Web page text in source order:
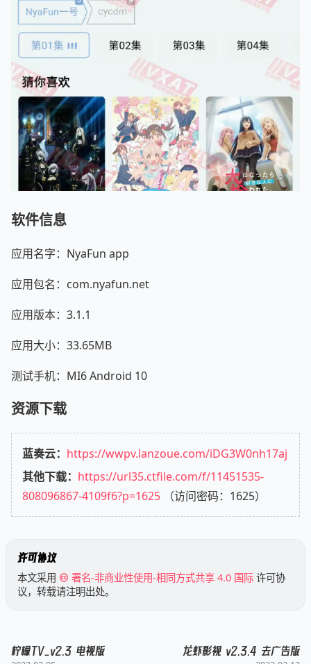
软件信息
应用名字：NyaFun app
应用包名：com.nyafun.net
应用版本：3.1.1
应用大小：33.65MB
测试手机：MI6 Android 10
资源下载
蓝奏云： https://wwpv.lanzoue.com/iDG3W0nh17aj
其他下载： https://url35.ctfile.com/f/11451535-
808096867-4109f6?p=1625 （访问密码：1625）
许可协议
本文采用 署名-非商业性使用-相同方式共享 4.0 国际 许可协
议，转载请注明出处。
柠檬TV_v2.3 电视版 龙虾影视 v2.3.4 去广告版